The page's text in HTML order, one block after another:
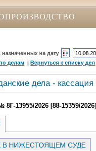
на дату
делам |Вернуться к списку дел
дела - кассация
13955/2026 [88-15359/2026]
В НИЖЕСТОЯЩЕМ СУДЕ